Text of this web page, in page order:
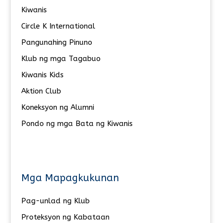
Kiwanis
Circle K International
Pangunahing Pinuno
Klub ng mga Tagabuo
Kiwanis Kids
Aktion Club
Koneksyon ng Alumni
Pondo ng mga Bata ng Kiwanis
Mga Mapagkukunan
Pag-unlad ng Klub
Proteksyon ng Kabataan